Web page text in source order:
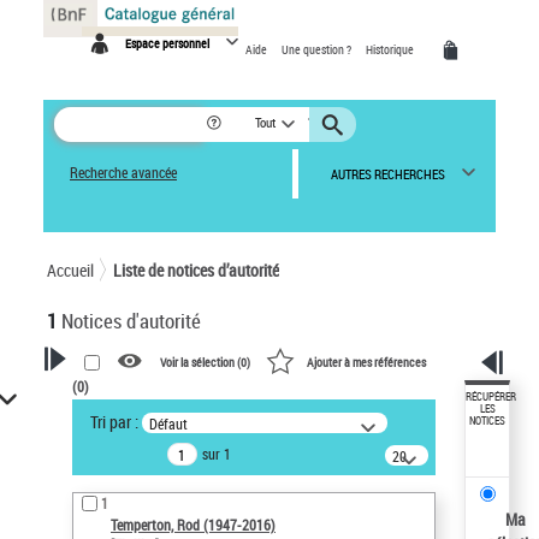
Espace personnel Aide Une question ? Historique
Tout
Recherche avancée AUTRES RECHERCHES
Accueil Liste de notices d’autorité
1 Notices d'autorité
VOTRE RECHERCHE
Recherche avancée dans les
notices d’autorité
Œuvres liées à l'auteur :
Temperton, Rod (1947-2016)
Voir la sélection (0) Ajouter à mes références
(0)
Tri par : Défaut
sur 1
20
résultats/page
1
Temperton, Rod (1947-2016)
RÉCUPÉRER
LES
NOTICES
Ma
Panneau de gestion des cookies